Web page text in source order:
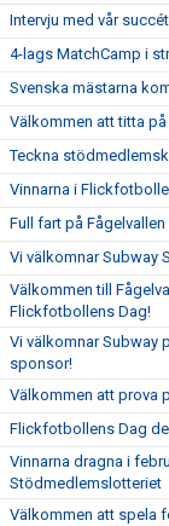
Intervju med vår
4-lags MatchCamp i
Svenska mästarna
Välkommen att titta
Teckna
Vinnarna i
Full fart på
Vi välkomnar Subway
Välkommen till
Flickfotbollens Dag!
Vi välkomnar Subway
sponsor!
Välkommen att prova
Flickfotbollens Dag
Vinnarna dragna i
Stödmedlemslotteriet
Välkommen att spela